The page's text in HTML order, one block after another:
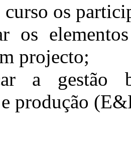
os
os
projecto;
a gestão
produção